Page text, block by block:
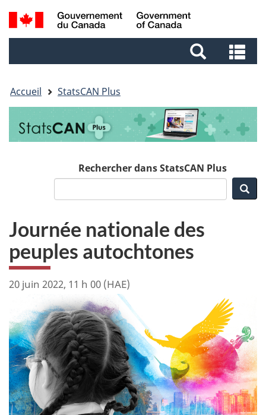
Aller
au
Aller
au
Passer
à
Recherche
et
et
Accueil StatsCAN Plus
Rechercher dans StatsCAN Plus
Journée nationale des
peuples autochtones
20 juin 2022, 11 h 00 (HAE)